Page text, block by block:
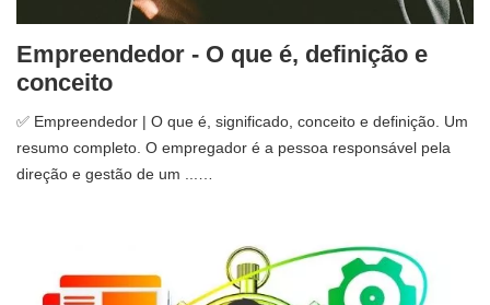
Empreendedor - O que é, definição e
conceito
✅ Empreendedor | O que é, significado, conceito e definição. Um
resumo completo. O empregador é a pessoa responsável pela
direção e gestão de um ...…